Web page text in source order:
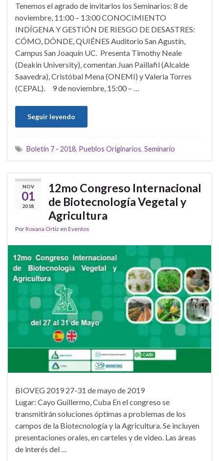
Tenemos el agrado de invitarlos los Seminarios: 8 de
noviembre, 11:00 – 13:00 CONOCIMIENTO
INDÍGENA Y GESTIÓN DE RIESGO DE DESASTRES:
CÓMO, DÓNDE, QUIÉNES Auditorio San Agustín,
Campus San Joaquín UC. Presenta Timothy Neale
(Deakin University), comentan Juan Paillafil (Alcalde
Saavedra), Cristóbal Mena (ONEMI) y Valeria Torres
(CEPAL). 9 de noviembre, 15:00 – …
Seguir leyendo
Boletín 7 - 2018, Pueblos Originarios, Seminario
NOV
01
2018
12mo Congreso Internacional
de Biotecnología Vegetal y
Agricultura
PorRoxana Ortiz en Eventos
BIOVEG 2019 27-31 de mayo de 2019
Lugar: Cayo Guillermo, Cuba En el congreso se
transmitirán soluciones óptimas a problemas de los
campos de la Biotecnología y la Agricultura. Se incluyen
presentaciones orales, en carteles y de video. Las áreas
de interés del …